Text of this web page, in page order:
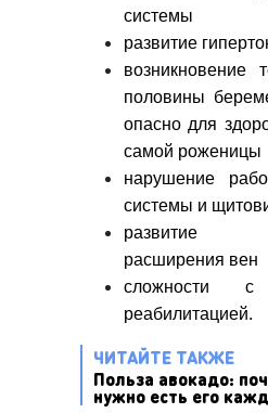
системы
развитие
возникновение
половины
опасно для
самой роженицы
нарушение
системы и
развитие
расширения вен
сложности с
реабилитацией.
ЧИТАЙТЕ ТАКЖЕ
Польза авокадо:
нужно есть его